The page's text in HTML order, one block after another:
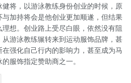
将，以游泳教练身份创业的时候，原
加持将会是他创业更加顺遂，但结果
想。创业路上受尽白眼，依然没有阻
游泳教练辗转来到运动服饰品牌，甚
强化自己行内的影响力，甚至成为马
服饰指定赞助商之一。